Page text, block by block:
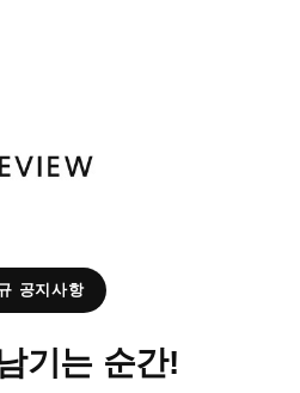
공지사항
기는 순간!